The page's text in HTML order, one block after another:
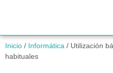
Inicio / Informática / Utilización
habituales